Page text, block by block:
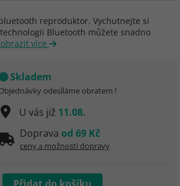
reproduktor. Vychutnejte si
Bluetooth můžete snadno
více
Skladem
odesíláme obratem !
U vás již 11.08.
Doprava od 69 Kč
ceny a možnosti dopravy